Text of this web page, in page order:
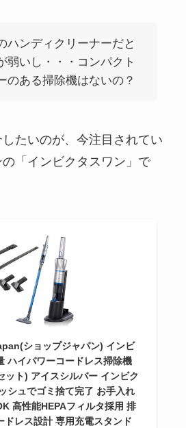
ハンディクリーナーだと
弱いし・・・コンパクト
のある掃除機はないの？
たいのが、今注目されてい
「インビクタスワン」で
ショップジャパン) インビ
ハイパワーコードレス掃除機
ット) アイスシルバー インビク
シュでゴミ捨て完了 お手入れ
高性能HEPAフィルタ採用 排
ドレス設計 専用充電スタンド